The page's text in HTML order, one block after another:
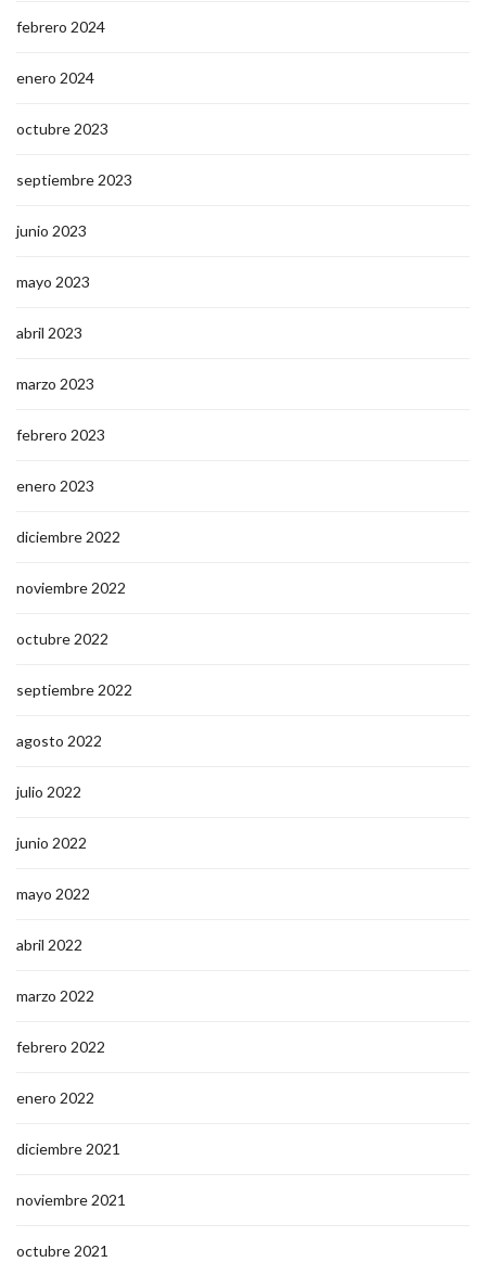
febrero 2024
enero 2024
octubre 2023
septiembre 2023
junio 2023
mayo 2023
abril 2023
marzo 2023
febrero 2023
enero 2023
diciembre 2022
noviembre 2022
octubre 2022
septiembre 2022
agosto 2022
julio 2022
junio 2022
mayo 2022
abril 2022
marzo 2022
febrero 2022
enero 2022
diciembre 2021
noviembre 2021
octubre 2021